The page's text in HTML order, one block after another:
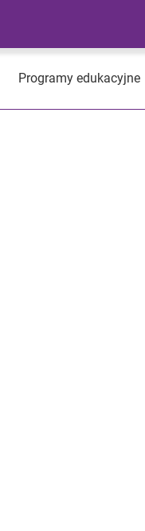
Programy edukacyjne